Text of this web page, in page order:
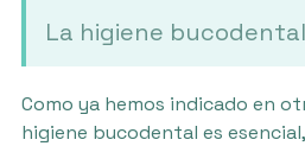
La higiene bucodental
Como ya hemos indicado en
higiene bucodental es